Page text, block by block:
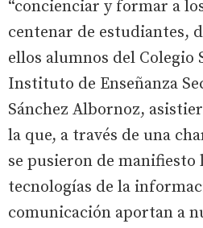
“concienciar y formar a
centenar de estudiantes,
ellos alumnos del Colegio
Instituto de Enseñanza
Sánchez Albornoz,
la que, a través de una
se pusieron de manifiesto
tecnologías de la
comunicación aportan a